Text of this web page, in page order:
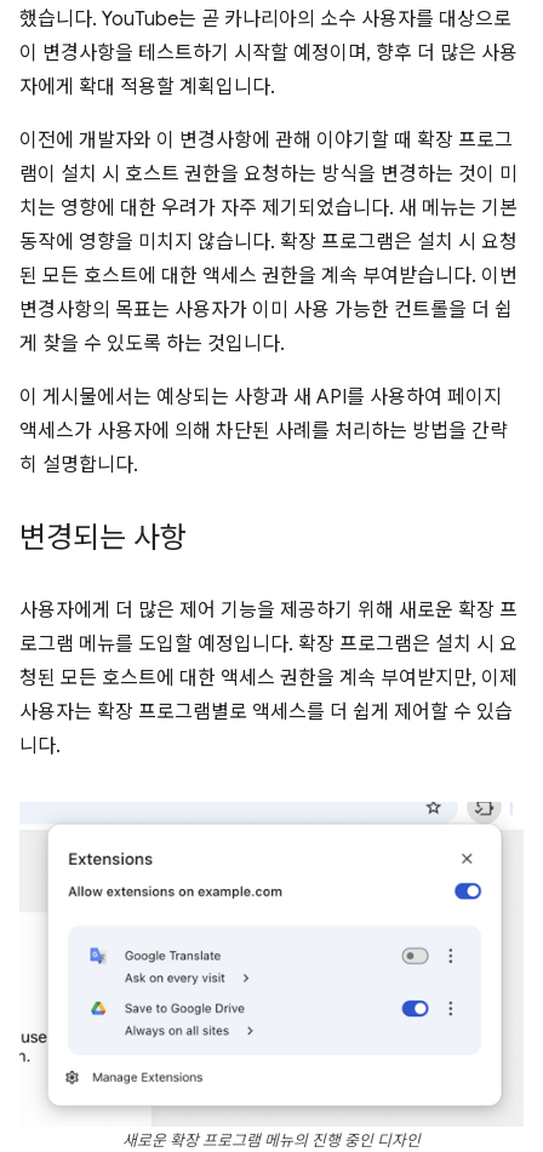
했습니다. YouTube는 곧 카나리아의 소수 사용자를 대상으로
이 변경사항을 테스트하기 시작할 예정이며, 향후 더 많은 사용
자에게 확대 적용할 계획입니다.
이전에 개발자와 이 변경사항에 관해 이야기할 때 확장 프로그
램이 설치 시 호스트 권한을 요청하는 방식을 변경하는 것이 미
치는 영향에 대한 우려가 자주 제기되었습니다. 새 메뉴는 기본
동작에 영향을 미치지 않습니다. 확장 프로그램은 설치 시 요청
된 모든 호스트에 대한 액세스 권한을 계속 부여받습니다. 이번
변경사항의 목표는 사용자가 이미 사용 가능한 컨트롤을 더 쉽
게 찾을 수 있도록 하는 것입니다.
이 게시물에서는 예상되는 사항과 새 API를 사용하여 페이지
액세스가 사용자에 의해 차단된 사례를 처리하는 방법을 간략
히 설명합니다.
변경되는 사항
사용자에게 더 많은 제어 기능을 제공하기 위해 새로운 확장 프
로그램 메뉴를 도입할 예정입니다. 확장 프로그램은 설치 시 요
청된 모든 호스트에 대한 액세스 권한을 계속 부여받지만, 이제
사용자는 확장 프로그램별로 액세스를 더 쉽게 제어할 수 있습
니다.
새로운 확장 프로그램 메뉴의 진행 중인 디자인